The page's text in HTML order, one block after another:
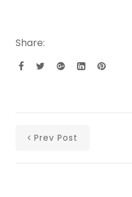
Share:
Prev Post